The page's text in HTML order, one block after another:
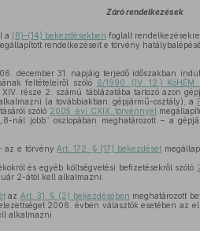
Záró rendelkezések
a (8)–(14) bekezdésekben foglalt
rendelkezéseit e törvény
december 31. napjáig terjedő időszakban
feltételeiről szóló 6/1990. (IV. 12.) KöHÉM
XIV. része 2. számú táblázatába tartozó azon
(a továbbiakban: gépjármű-osztály), a
szóló 2005. évi CXIX. törvénnyel
nál jobb” oszlopában meghatározott – a
az e törvény Art. 172. § (17) bekezdését
és egyéb költségvetési befizetésekről szóló
2-ától kell alkalmazni.
az Art. 31. § (2) bekezdésében meghatározott
2006. évben választók esetében az
alkalmazni.